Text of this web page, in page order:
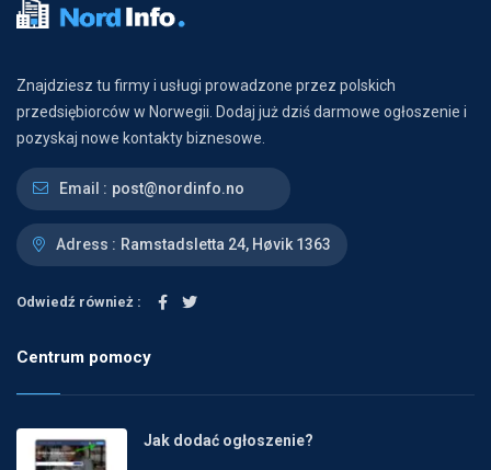
Znajdziesz tu firmy i usługi prowadzone przez polskich
przedsiębiorców w Norwegii. Dodaj już dziś darmowe ogłoszenie i
pozyskaj nowe kontakty biznesowe.
Email : post@nordinfo.no
Adress : Ramstadsletta 24, Høvik 1363
Odwiedź również :
Centrum pomocy
Jak dodać ogłoszenie?